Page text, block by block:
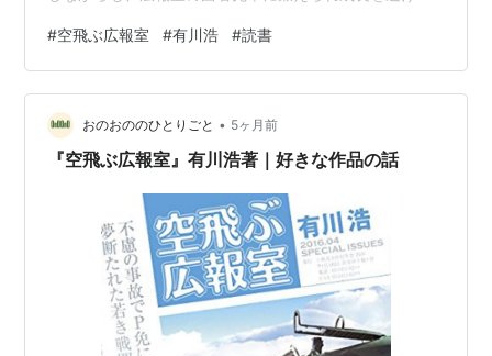
シーンもワクワクするが、比嘉一曹と片山一尉との関
係、残念な美人・柚木三佐と後輩・槇三佐の防衛大剣道
部時代からのエピソードも物語にいろどりを添えてくれ
ている。そして、なんと言っても出版を１年遅らせて追
加した最終章「あの日の松島」が涙をそそる。 最後に各
#空飛ぶ広報室 #有川浩 #読書
おのおののひとりごと • 5ヶ月前
『空飛ぶ広報室』有川浩著｜好きな作品の話